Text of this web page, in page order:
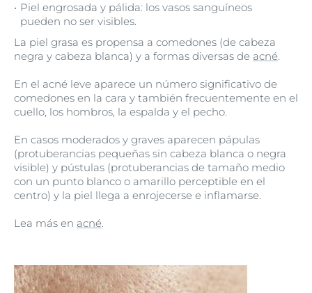
Piel engrosada y pálida: los vasos sanguíneos
pueden no ser visibles.
La piel grasa es propensa a comedones (de cabeza
negra y cabeza blanca) y a formas diversas de acné.
En el acné leve aparece un número significativo de
comedones en la cara y también frecuentemente en el
cuello, los hombros, la espalda y el pecho.
En casos moderados y graves aparecen pápulas
(protuberancias pequeñas sin cabeza blanca o negra
visible) y pústulas (protuberancias de tamaño medio
con un punto blanco o amarillo perceptible en el
centro) y la piel llega a enrojecerse e inflamarse.
Lea más en acné.